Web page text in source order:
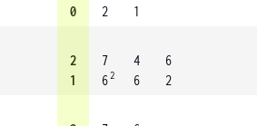
0
2
1
2
1
7
62
4
6
6
2